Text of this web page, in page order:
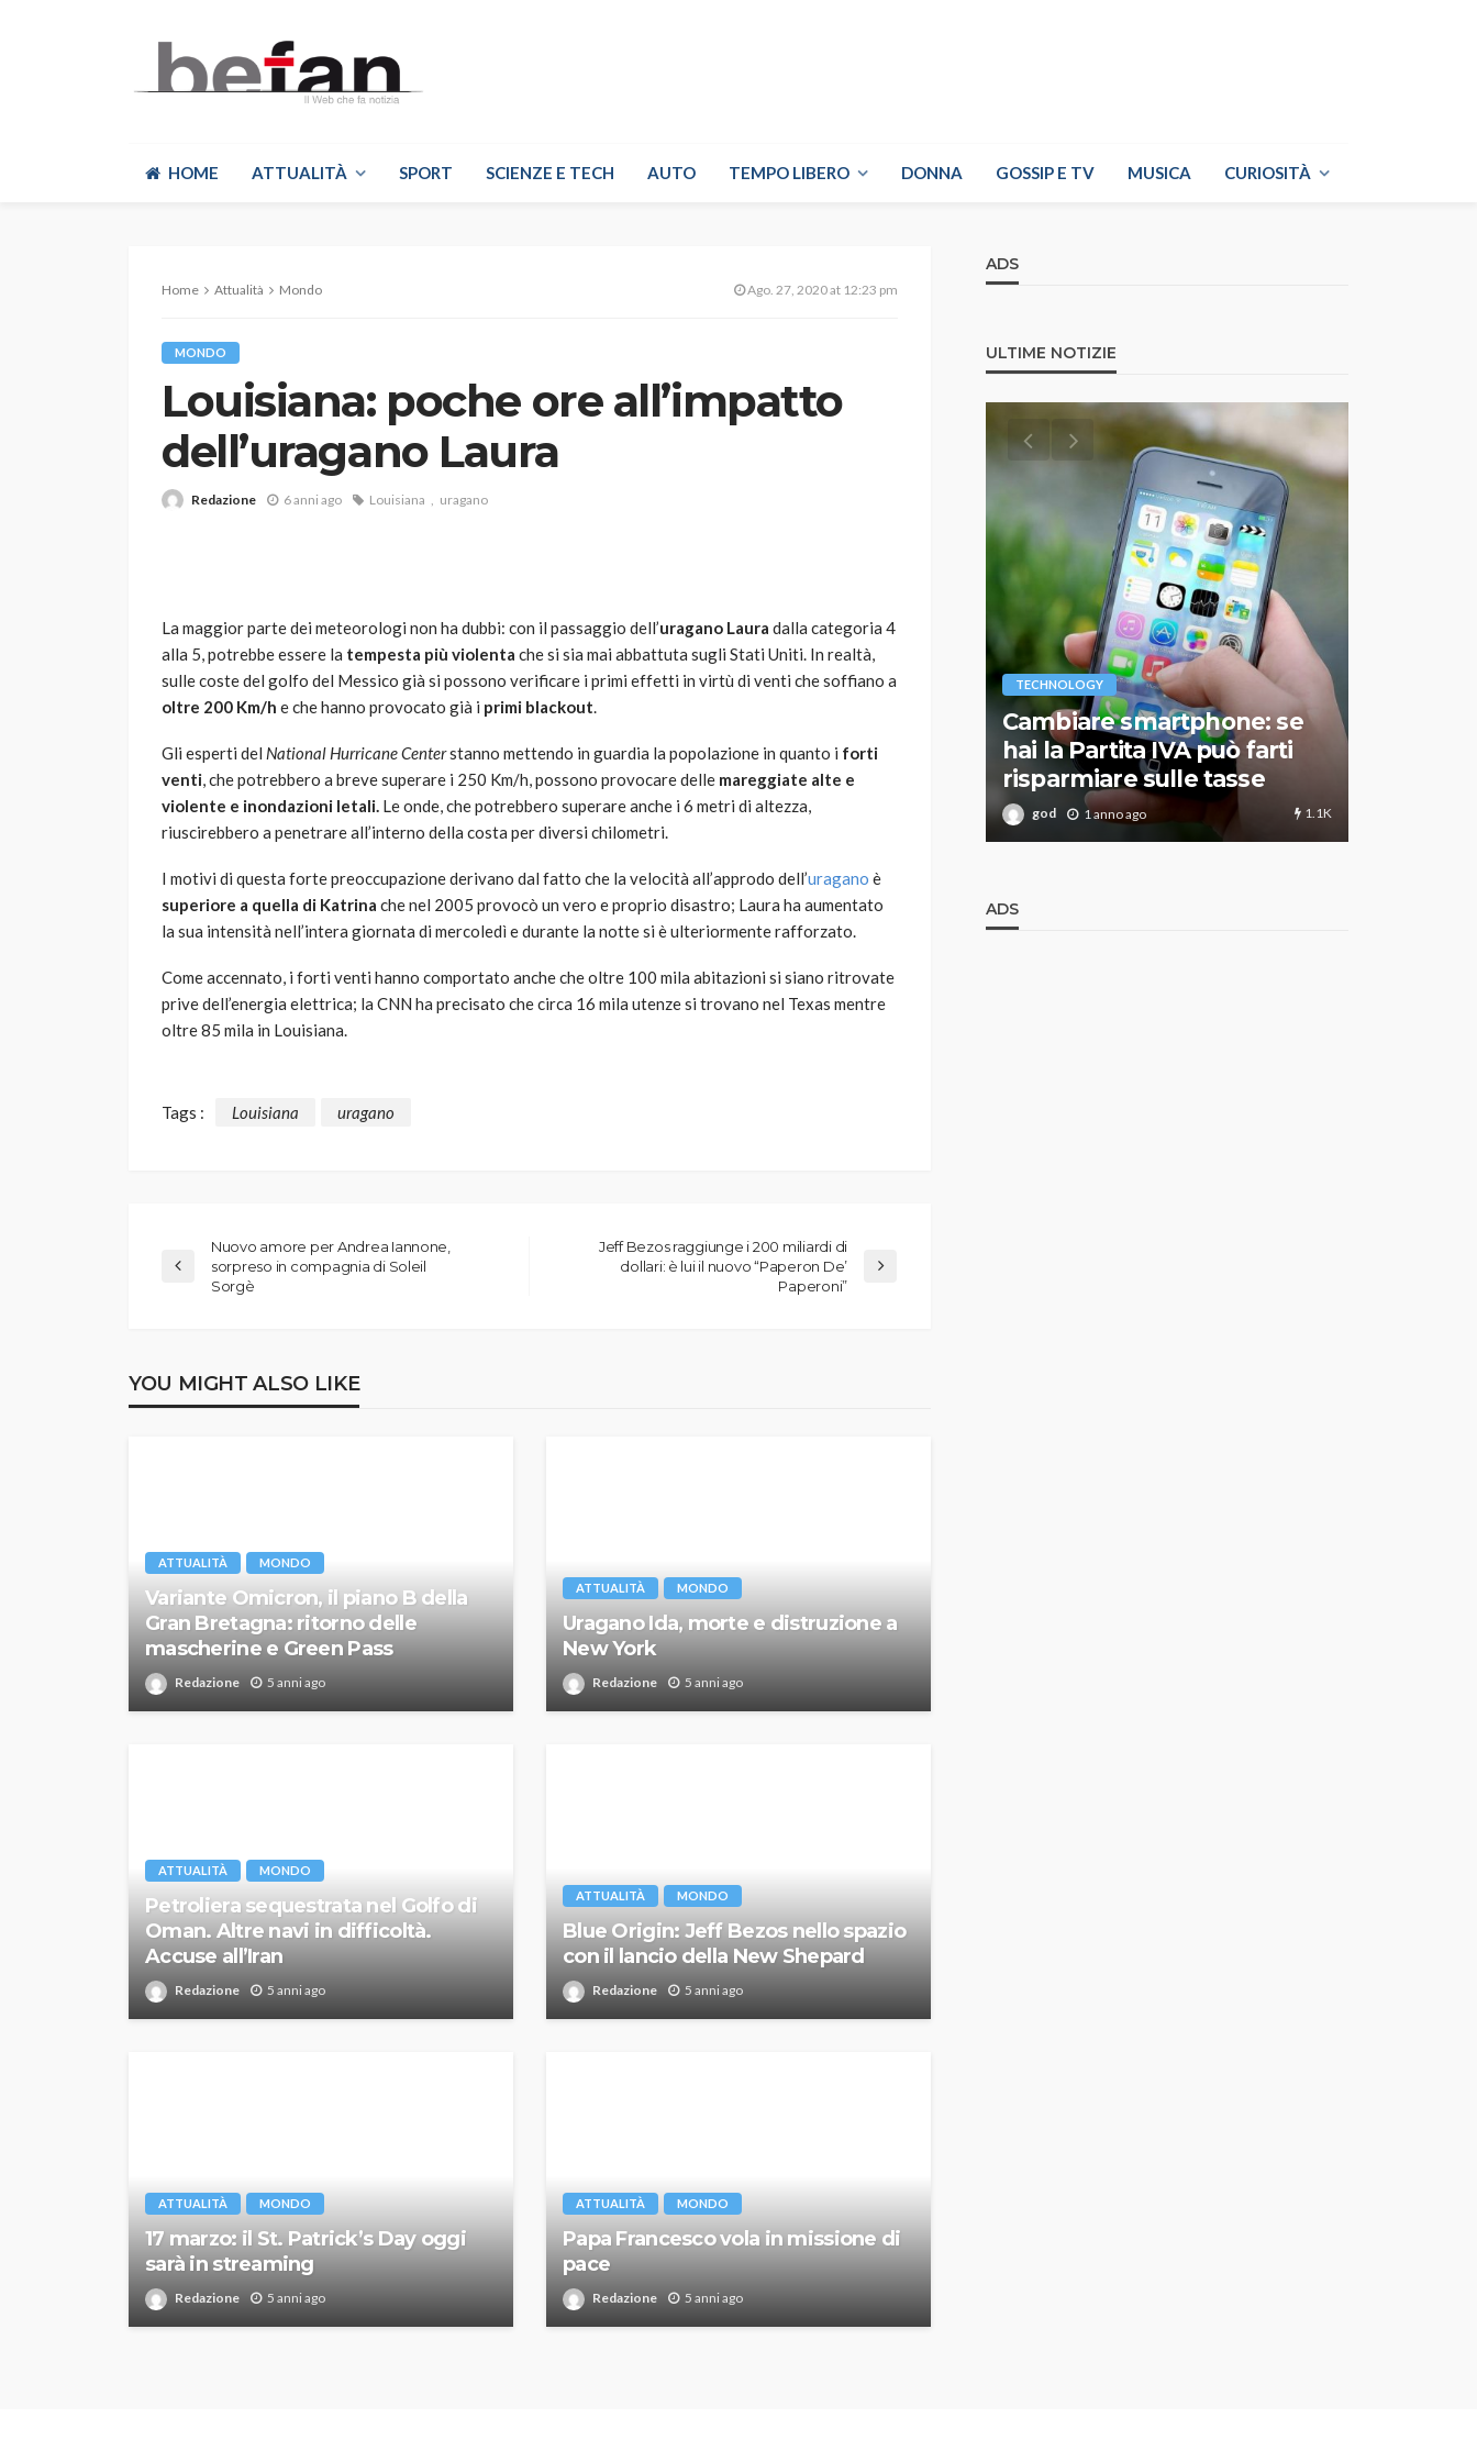
HOME ATTUALITÀ SPORT SCIENZE E TECH AUTO TEMPO LIBERO DONNA GOSSIP E TV MUSICA CURIOSITÀ
Home Attualità Mondo Ago. 27, 2020 at 12:23 pm
MONDO
Louisiana: poche ore all’impatto
dell’uragano Laura
Redazione 6 anni ago Louisiana uragano
La maggior parte dei meteorologi non ha dubbi: con il passaggio dell’uragano Laura dalla categoria 4
alla 5, potrebbe essere la tempesta più violenta che si sia mai abbattuta sugli Stati Uniti. In realtà,
sulle coste del golfo del Messico già si possono verificare i primi effetti in virtù di venti che soffiano a
oltre 200 Km/h e che hanno provocato già i primi blackout.
Gli esperti del National Hurricane Centerstanno mettendo in guardia la popolazione in quanto i forti
venti, che potrebbero a breve superare i 250 Km/h, possono provocare delle mareggiate alte e
violente e inondazioni letali. Le onde, che potrebbero superare anche i 6 metri di altezza,
riuscirebbero a penetrare all’interno della costa per diversi chilometri.
I motivi di questa forte preoccupazione derivano dal fatto che la velocità all’approdo dell’uragano è
superiore a quella di Katrina che nel 2005 provocò un vero e proprio disastro; Laura ha aumentato
la sua intensità nell’intera giornata di mercoledì e durante la notte si è ulteriormente rafforzato.
Come accennato, i forti venti hanno comportato anche che oltre 100 mila abitazioni si siano ritrovate
prive dell’energia elettrica; la CNN ha precisato che circa 16 mila utenze si trovano nel Texas mentre
oltre 85 mila in Louisiana.
Tags : Louisiana uragano
Nuovo amore per Andrea Iannone,
sorpreso in compagnia di Soleil
Sorgè
Jeff Bezos raggiunge i 200 miliardi di
dollari: è lui il nuovo “Paperon De’
Paperoni”
YOU MIGHT ALSO LIKE
ATTUALITÀ MONDO
Variante Omicron, il piano B della
Gran Bretagna: ritorno delle
mascherine e Green Pass
Redazione 5 anni ago
ATTUALITÀ MONDO
Uragano Ida, morte e distruzione a
New York
Redazione 5 anni ago
ATTUALITÀ MONDO
Petroliera sequestrata nel Golfo di
Oman. Altre navi in difficoltà.
Accuse all’Iran
Redazione 5 anni ago
ATTUALITÀ MONDO
Blue Origin: Jeff Bezos nello spazio
con il lancio della New Shepard
Redazione 5 anni ago
ATTUALITÀ MONDO
17 marzo: il St. Patrick’s Day oggi
sarà in streaming
Redazione 5 anni ago
ATTUALITÀ MONDO
Papa Francesco vola in missione di
pace
Redazione 5 anni ago
ADS
ULTIME NOTIZIE
VARIE
Robot tagliaerba: quale
scegliere per il tuo prato
god 1 anno ago 784
AUTO SPORT
MG alle Final 8 di Coppa
Davis: tennis mondiale e
l’automobilismo
abbracciano la stessa causa
god 9 mesi ago
TECHNOLOGY
Cambiare smartphone: se
hai la Partita IVA può farti
risparmiare sulle tasse
god 1 anno ago 1.1K
ADS